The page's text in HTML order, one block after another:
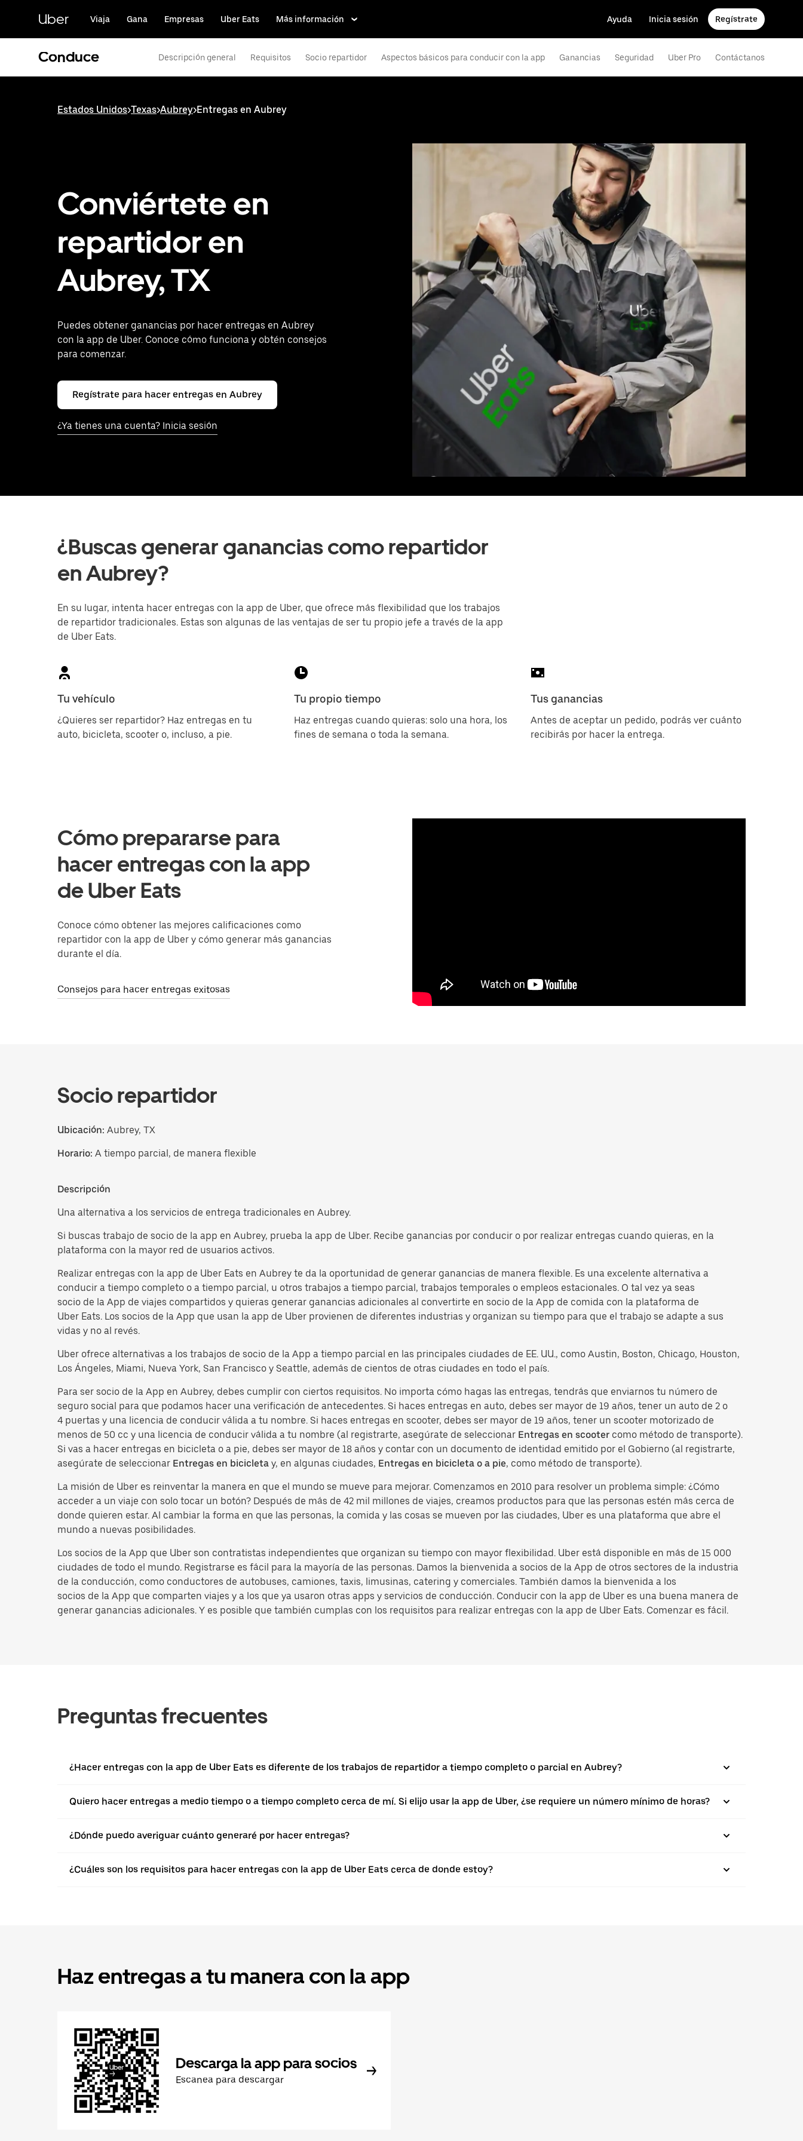
contenido
principal
Uber Viaja Gana Empresas Uber Eats Más información Ayuda Inicia sesión Regístrate
Conduce Descripción general Requisitos Socio repartidor Aspectos básicos para conducir con la app Ganancias Seguridad Uber Pro Contáctanos
Estados Unidos>Texas>Aubrey>Entregas en Aubrey
Conviértete en
repartidor en
Aubrey, TX
Puedes obtener ganancias por hacer entregas en Aubrey
con la app de Uber. Conoce cómo funciona y obtén consejos
para comenzar.
Regístrate para hacer entregas en Aubrey
¿Ya tienes una cuenta? Inicia sesión
¿Buscas generar ganancias como repartidor
en Aubrey?
En su lugar, intenta hacer entregas con la app de Uber, que ofrece más flexibilidad que los trabajos
de repartidor tradicionales. Estas son algunas de las ventajas de ser tu propio jefe a través de la app
de Uber Eats.
Tu vehículo
¿Quieres ser repartidor? Haz entregas en tu
auto, bicicleta, scooter o, incluso, a pie.
Tu propio tiempo
Haz entregas cuando quieras: solo una hora, los
fines de semana o toda la semana.
Tus ganancias
Antes de aceptar un pedido, podrás ver cuánto
recibirás por hacer la entrega.
Cómo prepararse para
hacer entregas con la app
de Uber Eats
Conoce cómo obtener las mejores calificaciones como
repartidor con la app de Uber y cómo generar más ganancias
durante el día.
Consejos para hacer entregas exitosas
Socio repartidor
Ubicación: Aubrey, TX
Horario: A tiempo parcial, de manera flexible
Descripción
Una alternativa a los servicios de entrega tradicionales en Aubrey.
Si buscas trabajo de socio de la app en Aubrey, prueba la app de Uber. Recibe ganancias por conducir o por realizar entregas cuando quieras, en la
plataforma con la mayor red de usuarios activos.
Realizar entregas con la app de Uber Eats en Aubrey te da la oportunidad de generar ganancias de manera flexible. Es una excelente alternativa a
conducir a tiempo completo o a tiempo parcial, u otros trabajos a tiempo parcial, trabajos temporales o empleos estacionales. O tal vez ya seas
socio de la App de viajes compartidos y quieras generar ganancias adicionales al convertirte en socio de la App de comida con la plataforma de
Uber Eats. Los socios de la App que usan la app de Uber provienen de diferentes industrias y organizan su tiempo para que el trabajo se adapte a sus
vidas y no al revés.
Uber ofrece alternativas a los trabajos de socio de la App a tiempo parcial en las principales ciudades de EE. UU., como Austin, Boston, Chicago, Houston,
Los Ángeles, Miami, Nueva York, San Francisco y Seattle, además de cientos de otras ciudades en todo el país.
Para ser socio de la App en Aubrey, debes cumplir con ciertos requisitos. No importa cómo hagas las entregas, tendrás que enviarnos tu número de
seguro social para que podamos hacer una verificación de antecedentes. Si haces entregas en auto, debes ser mayor de 19 años, tener un auto de 2 o
4 puertas y una licencia de conducir válida a tu nombre. Si haces entregas en scooter, debes ser mayor de 19 años, tener un scooter motorizado de
menos de 50 cc y una licencia de conducir válida a tu nombre (al registrarte, asegúrate de seleccionar Entregas en scooter como método de transporte).
Si vas a hacer entregas en bicicleta o a pie, debes ser mayor de 18 años y contar con un documento de identidad emitido por el Gobierno (al registrarte,
asegúrate de seleccionar Entregas en bicicleta y, en algunas ciudades, Entregas en bicicleta o a pie, como método de transporte).
La misión de Uber es reinventar la manera en que el mundo se mueve para mejorar. Comenzamos en 2010 para resolver un problema simple: ¿Cómo
acceder a un viaje con solo tocar un botón? Después de más de 42 mil millones de viajes, creamos productos para que las personas estén más cerca de
donde quieren estar. Al cambiar la forma en que las personas, la comida y las cosas se mueven por las ciudades, Uber es una plataforma que abre el
mundo a nuevas posibilidades.
Los socios de la App que Uber son contratistas independientes que organizan su tiempo con mayor flexibilidad. Uber está disponible en más de 15 000
ciudades de todo el mundo. Registrarse es fácil para la mayoría de las personas. Damos la bienvenida a socios de la App de otros sectores de la industria
de la conducción, como conductores de autobuses, camiones, taxis, limusinas, catering y comerciales. También damos la bienvenida a los
socios de la App que comparten viajes y a los que ya usaron otras apps y servicios de conducción. Conducir con la app de Uber es una buena manera de
generar ganancias adicionales. Y es posible que también cumplas con los requisitos para realizar entregas con la app de Uber Eats. Comenzar es fácil.
Preguntas frecuentes
¿Hacer entregas con la app de Uber Eats es diferente de los trabajos de repartidor a tiempo completo o parcial en Aubrey?
Quiero hacer entregas a medio tiempo o a tiempo completo cerca de mí. Si elijo usar la app de Uber, ¿se requiere un número mínimo de horas?
¿Dónde puedo averiguar cuánto generaré por hacer entregas?
¿Cuáles son los requisitos para hacer entregas con la app de Uber Eats cerca de donde estoy?
Haz entregas a tu manera con la app
Descarga la app para socios
Escanea para descargar